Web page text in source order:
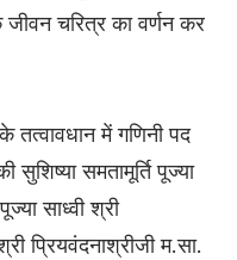
जीवन चरित्र का वर्णन कर
तत्वावधान में गणिनी पद
सुशिष्या समतामूर्ति पूज्या
साध्वी श्री
प्रियवंदनाश्रीजी म.सा.